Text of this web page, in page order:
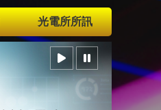
光電所所訊